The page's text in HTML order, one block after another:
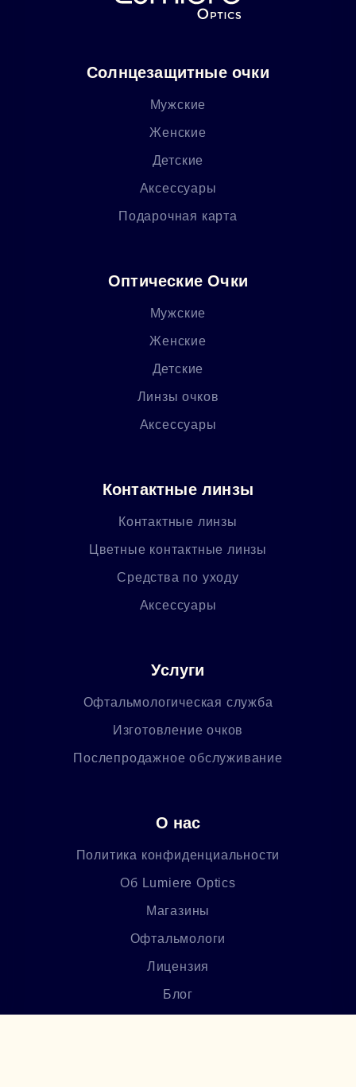
Солнцезащитные очки
Мужские
Женские
Детские
Аксессуары
Подарочная карта
Оптические Очки
Мужские
Женские
Детские
Линзы очков
Аксессуары
Контактные линзы
Контактные линзы
Цветные контактные линзы
Средства по уходу
Аксессуары
Услуги
Офтальмологическая служба
Изготовление очков
Послепродажное обслуживание
О нас
Политика конфиденциальности
Об Lumiere Optics
Магазины
Офтальмологи
Лицензия
Блог